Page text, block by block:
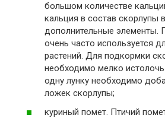
большом количестве
кальция в состав скорлупы
дополнительные элементы.
очень часто используется
растений. Для подкормки
необходимо мелко истолочь
одну лунку необходимо
ложек скорлупы;
куриный помет. Птичий